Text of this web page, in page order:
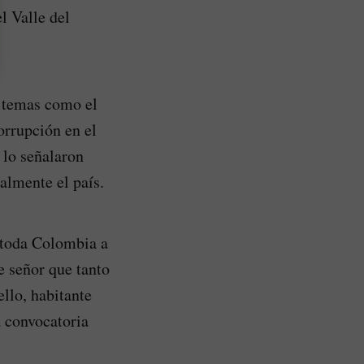
Valle del
como el
en el
señalaron
el país.
Colombia a
señor que tanto
habitante